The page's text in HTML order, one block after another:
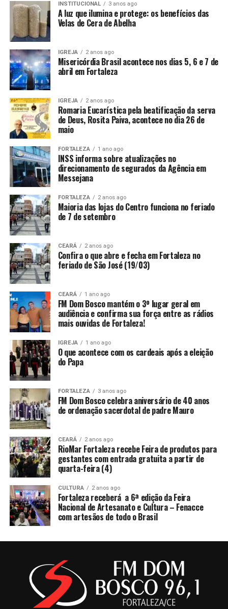
INSTITUCIONAL 3 anos ago
A luz que ilumina e protege: os benefícios das
Velas de Cera de Abelha
IGREJA 2 anos ago
Misericórdia Brasil acontece nos dias 5, 6 e 7 de
abril em Fortaleza
IGREJA 2 anos ago
Romaria Eucarística pela beatificação da serva
de Deus, Rosita Paiva, acontece no dia 26 de
maio
FORTALEZA 1 ano ago
INSS informa sobre atualizações no
direcionamento de segurados da Agência em
Messejana
FORTALEZA 2 anos ago
Maioria das lojas do Centro funciona no feriado
de 7 de setembro
CEARÁ 2 anos ago
Confira o que abre e fecha em Fortaleza no
feriado de São José (19/03)
CEARÁ 1 ano ago
FM Dom Bosco mantém o 3º lugar geral em
audiência e confirma sua força entre as rádios
mais ouvidas de Fortaleza!
IGREJA 1 ano ago
O que acontece com os cardeais após a eleição
do Papa
FORTALEZA 3 anos ago
FM Dom Bosco celebra aniversário de 40 anos
de ordenação sacerdotal de padre Mauro
CEARÁ 2 anos ago
RioMar Fortaleza recebe Feira de produtos para
gestantes com entrada gratuita a partir de
quarta-feira (4)
CULTURA 2 anos ago
Fortaleza receberá a 6ª edição da Feira
Nacional de Artesanato e Cultura – Fenacce
com artesãos de todo o Brasil